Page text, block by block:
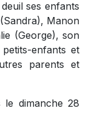
ses enfants
Manon
(George), son
enfants et
parents et
le dimanche 28